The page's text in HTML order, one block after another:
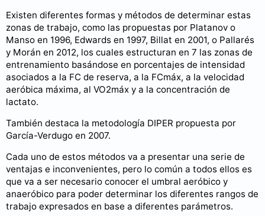
Existen diferentes formas y métodos de determinar estas
zonas de trabajo, como las propuestas por Platanov o
Manso en 1996, Edwards en 1997, Billat en 2001, o Pallarés
y Morán en 2012, los cuales estructuran en 7 las zonas de
entrenamiento basándose en porcentajes de intensidad
asociados a la FC de reserva, a la FCmáx, a la velocidad
aeróbica máxima, al VO2máx y a la concentración de
lactato.
También destaca la metodología DIPER propuesta por
García-Verdugo en 2007.
Cada uno de estos métodos va a presentar una serie de
ventajas e inconvenientes, pero lo común a todos ellos es
que va a ser necesario conocer el umbral aeróbico y
anaeróbico para poder determinar los diferentes rangos de
trabajo expresados en base a diferentes parámetros.